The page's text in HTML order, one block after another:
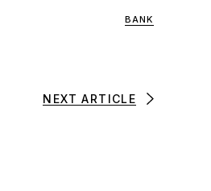
BANK
NEXT ARTICLE